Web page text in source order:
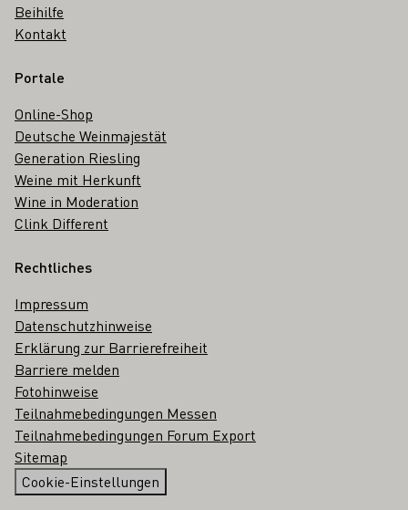
Beihilfe
Kontakt
Portale
Online-Shop
Deutsche Weinmajestät
Generation Riesling
Weine mit Herkunft
Wine in Moderation
Clink Different
Rechtliches
Impressum
Datenschutzhinweise
Erklärung zur Barrierefreiheit
Barriere melden
Fotohinweise
Teilnahmebedingungen Messen
Teilnahmebedingungen Forum Export
Sitemap
Cookie-Einstellungen